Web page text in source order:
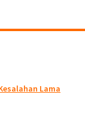
Lama